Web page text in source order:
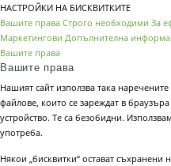
НАСТРОЙКИ НА БИСКВИТКИТЕ
Вашите права Строго необходими За
Маркетингови Допълнителна
Вашите права
Вашите права
Нашият сайт използва така наречените
файлове, които се зареждат в
устройство. Те са безобидни.
употреба.
Някои „бисквитки“ остават съхранени